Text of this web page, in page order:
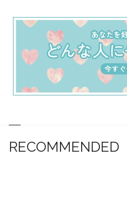
RECOMMENDED